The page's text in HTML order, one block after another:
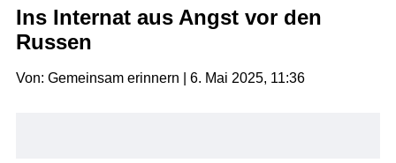
Ins Internat aus Angst vor den
Russen
Von: Gemeinsam erinnern | 6. Mai 2025, 11:36